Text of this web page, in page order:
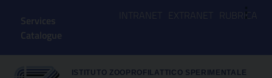
⋮
Services
Catalogue
INTRANET EXTRANET RUBRICA
ISTITUTO ZOOPROFILATTICO SPERIMENTALE